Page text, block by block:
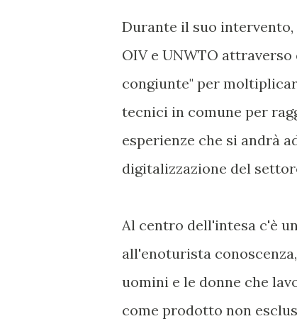
Durante il suo
OIV e UNWTO
congiunte" per
tecnici in comune per
esperienze che si andrà
digitalizzazione del
Al centro dell'intesa c'è
all'enoturista
uomini e le donne che
come prodotto non